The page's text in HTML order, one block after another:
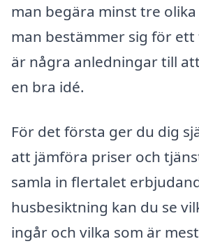
man begära minst tre
man bestämmer sig för
är några anledningar till
en bra idé.
För det första ger du dig
att jämföra priser och
samla in flertalet
husbesiktning kan du se
ingår och vilka som är mest